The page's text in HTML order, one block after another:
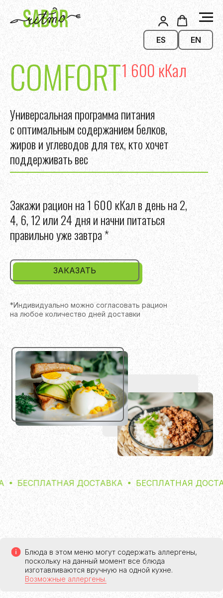
EN
ES
1 600 кКал
COMFORT
Универсальная программа питания
с оптимальным содержанием белков,
жиров и углеводов для тех, кто хочет
поддерживать вес
Закажи рацион на 1 600 кКал в день на 2,
4, 6, 12 или 24 дня и начни питаться
правильно уже завтра *
*Индивидуально можно согласовать рацион
на любое количество дней доставки
ЗАКАЗАТЬ
ДОСТАВКА БЕСПЛАТНАЯ ДОСТАВКА
Блюда в этом меню могут содержать аллергены,
поскольку на данный момент все блюда
изготавливаются вручную на одной кухне.
Возможные аллергены.